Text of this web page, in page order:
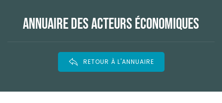
ANNUAIRE DES ACTEURS ÉCONOMIQUES
RETOUR À L'ANNUAIRE